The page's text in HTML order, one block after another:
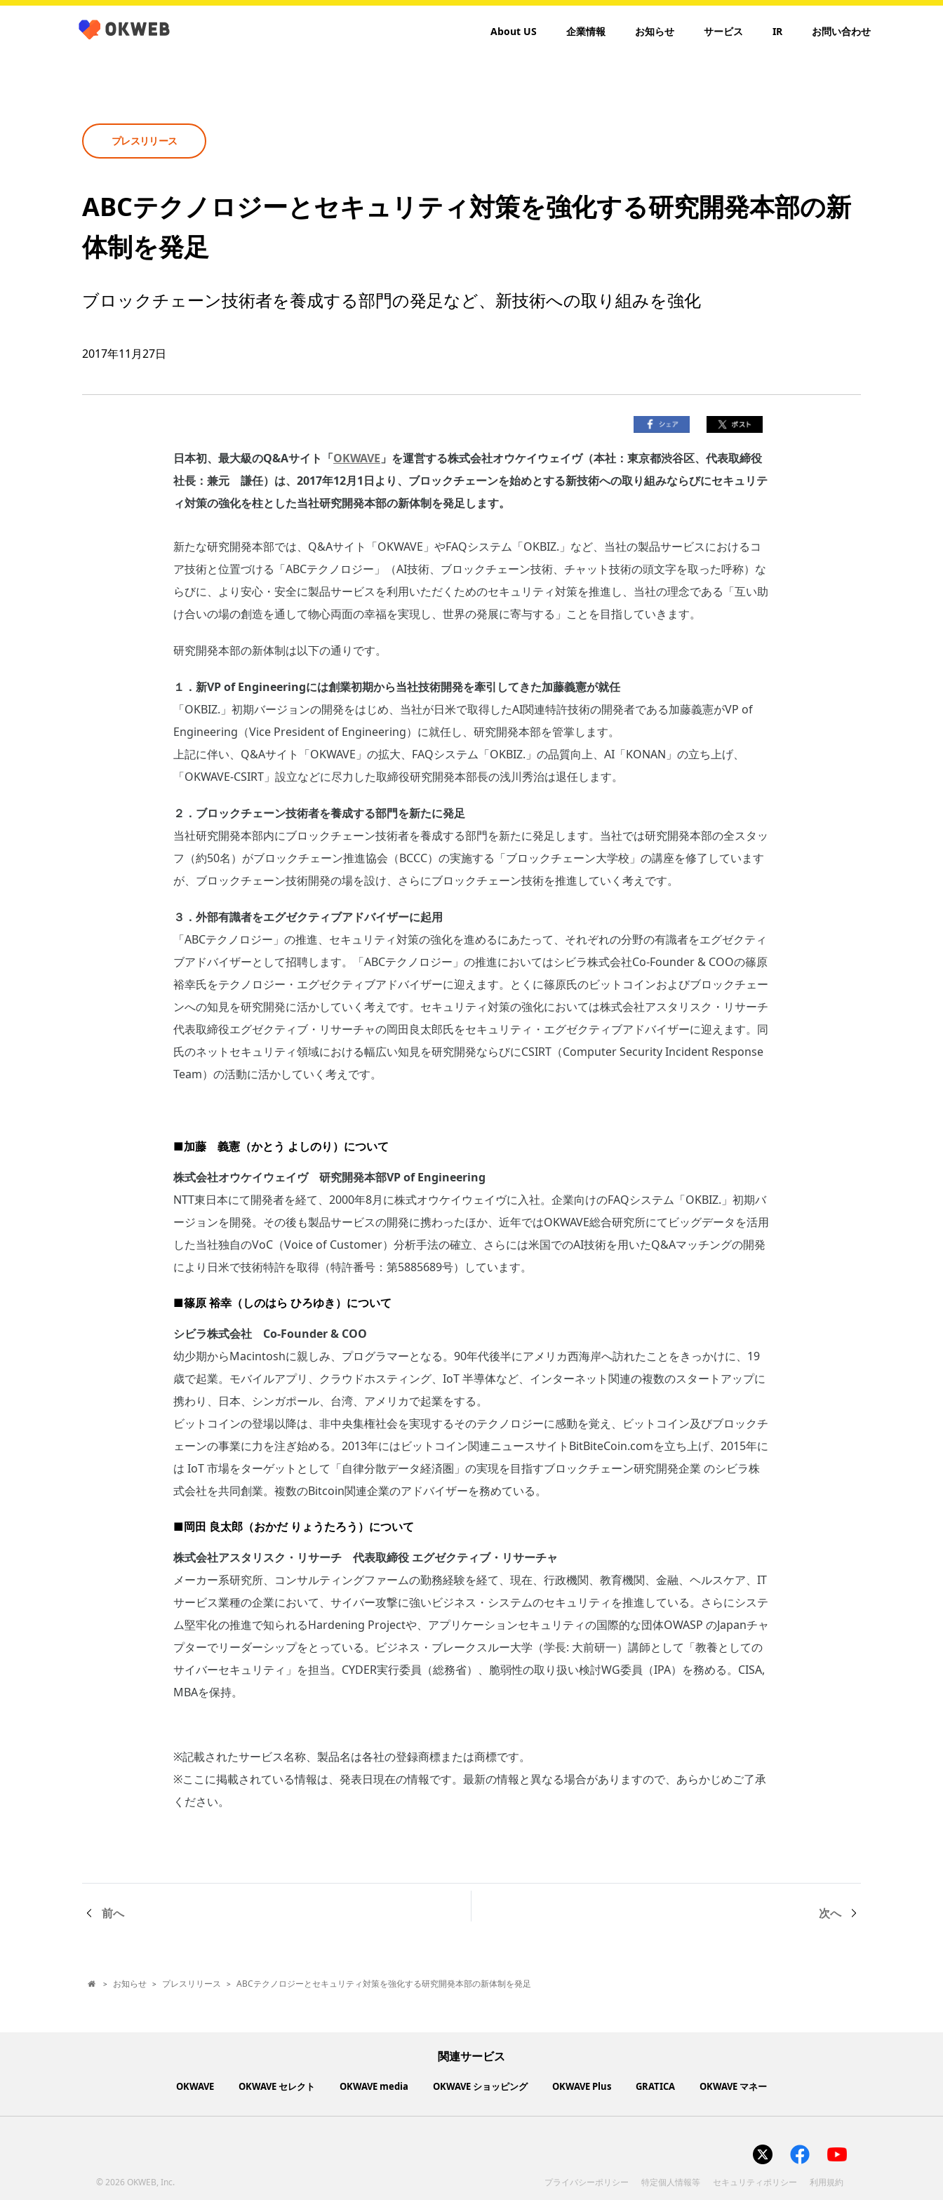
About US 企業情報 お知らせ サービス IR お問い合わせ
プレスリリース
ABCテクノロジーとセキュリティ対策を強化する研究開発本部の新
体制を発足
ブロックチェーン技術者を養成する部門の発足など、新技術への取り組みを強化
2017年11月27日
日本初、最大級のQ&Aサイト「OKWAVE 」を運営する株式会社オウケイウェイヴ（本社：東京都渋谷区、代表取締役
社長：兼元 謙任）は、2017年12月1日より、ブロックチェーンを始めとする新技術への取り組みならびにセキュリテ
ィ対策の強化を柱とした当社研究開発本部の新体制を発足します。
新たな研究開発本部では、Q&Aサイト「OKWAVE」やFAQシステム「OKBIZ.」など、当社の製品サービスにおけるコ
ア技術と位置づける「ABCテクノロジー」（AI技術、ブロックチェーン技術、チャット技術の頭文字を取った呼称）な
らびに、より安心・安全に製品サービスを利用いただくためのセキュリティ対策を推進し、当社の理念である「互い助
け合いの場の創造を通して物心両面の幸福を実現し、世界の発展に寄与する」ことを目指していきます。
研究開発本部の新体制は以下の通りです。
１．新VP of Engineeringには創業初期から当社技術開発を牽引してきた加藤義憲が就任
「OKBIZ.」初期バージョンの開発をはじめ、当社が日米で取得したAI関連特許技術の開発者である加藤義憲がVP of
Engineering（Vice President of Engineering）に就任し、研究開発本部を管掌します。
上記に伴い、Q&Aサイト「OKWAVE」の拡大、FAQシステム「OKBIZ.」の品質向上、AI「KONAN」の立ち上げ、
「OKWAVE-CSIRT」設立などに尽力した取締役研究開発本部長の浅川秀治は退任します。
２．ブロックチェーン技術者を養成する部門を新たに発足
当社研究開発本部内にブロックチェーン技術者を養成する部門を新たに発足します。当社では研究開発本部の全スタッ
フ（約50名）がブロックチェーン推進協会（BCCC）の実施する「ブロックチェーン大学校」の講座を修了しています
が、ブロックチェーン技術開発の場を設け、さらにブロックチェーン技術を推進していく考えです。
３．外部有識者をエグゼクティブアドバイザーに起用
「ABCテクノロジー」の推進、セキュリティ対策の強化を進めるにあたって、それぞれの分野の有識者をエグゼクティ
ブアドバイザーとして招聘します。「ABCテクノロジー」の推進においてはシビラ株式会社Co-Founder & COOの篠原
裕幸氏をテクノロジー・エグゼクティブアドバイザーに迎えます。とくに篠原氏のビットコインおよびブロックチェー
ンへの知見を研究開発に活かしていく考えです。セキュリティ対策の強化においては株式会社アスタリスク・リサーチ
代表取締役エグゼクティブ・リサーチャの岡田良太郎氏をセキュリティ・エグゼクティブアドバイザーに迎えます。同
氏のネットセキュリティ領域における幅広い知見を研究開発ならびにCSIRT（Computer Security Incident Response
Team）の活動に活かしていく考えです。
■加藤 義憲（かとう よしのり）について
株式会社オウケイウェイヴ 研究開発本部VP of Engineering
NTT東日本にて開発者を経て、2000年8月に株式オウケイウェイヴに入社。企業向けのFAQシステム「OKBIZ.」初期バ
ージョンを開発。その後も製品サービスの開発に携わったほか、近年ではOKWAVE総合研究所にてビッグデータを活用
した当社独自のVoC（Voice of Customer）分析手法の確立、さらには米国でのAI技術を用いたQ&Aマッチングの開発
により日米で技術特許を取得（特許番号：第5885689号）しています。
■篠原 裕幸（しのはら ひろゆき）について
シビラ株式会社 Co-Founder & COO
幼少期からMacintoshに親しみ、プログラマーとなる。90年代後半にアメリカ西海岸へ訪れたことをきっかけに、19
歳で起業。モバイルアプリ、クラウドホスティング、IoT 半導体など、インターネット関連の複数のスタートアップに
携わり、日本、シンガポール、台湾、アメリカで起業をする。
ビットコインの登場以降は、非中央集権社会を実現するそのテクノロジーに感動を覚え、ビットコイン及びブロックチ
ェーンの事業に力を注ぎ始める。2013年にはビットコイン関連ニュースサイトBitBiteCoin.comを立ち上げ、2015年に
は IoT 市場をターゲットとして「自律分散データ経済圏」の実現を目指すブロックチェーン研究開発企業 のシビラ株
式会社を共同創業。複数のBitcoin関連企業のアドバイザーを務めている。
■岡田 良太郎（おかだ りょうたろう）について
株式会社アスタリスク・リサーチ 代表取締役 エグゼクティブ・リサーチャ
メーカー系研究所、コンサルティングファームの勤務経験を経て、現在、行政機関、教育機関、金融、ヘルスケア、IT
サービス業種の企業において、サイバー攻撃に強いビジネス・システムのセキュリティを推進している。さらにシステ
ム堅牢化の推進で知られるHardening Projectや、アプリケーションセキュリティの国際的な団体OWASP のJapanチャ
プターでリーダーシップをとっている。ビジネス・ブレークスルー大学（学長: 大前研一）講師として「教養としての
サイバーセキュリティ」を担当。CYDER実行委員（総務省）、脆弱性の取り扱い検討WG委員（IPA）を務める。CISA,
MBAを保持。
※記載されたサービス名称、製品名は各社の登録商標または商標です。
※ここに掲載されている情報は、発表日現在の情報です。最新の情報と異なる場合がありますので、あらかじめご了承
ください。
前へ 次へ
 > お知らせ > プレスリリース > ABCテクノロジーとセキュリティ対策を強化する研究開発本部の新体制を発足
関連サービス
OKWAVE OKWAVE セレクト OKWAVE media OKWAVE ショッピング OKWAVE Plus GRATICA OKWAVE マネー
プライバシーポリシー 特定個人情報等 セキュリティポリシー 利用規約
©2026 OKWEB, Inc.